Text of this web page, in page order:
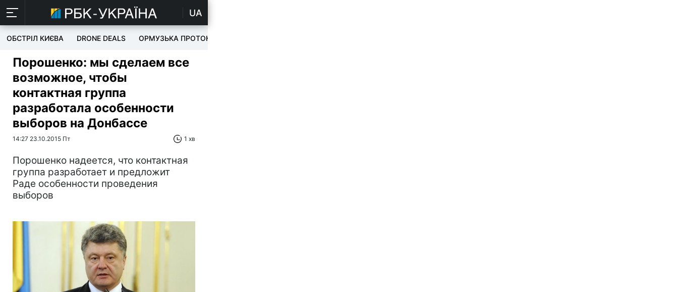
UA
ОБСТРІЛ КИЄВА DRONE DEALS ОРМУЗЬКА ПРОТОКА
Порошенко: мы сделаем все
возможное, чтобы
контактная группа
разработала особенности
выборов на Донбассе
14:27 23.10.2015 Пт 1 хв
Порошенко надеется, что контактная
группа разработает и предложит
Раде особенности проведения
выборов